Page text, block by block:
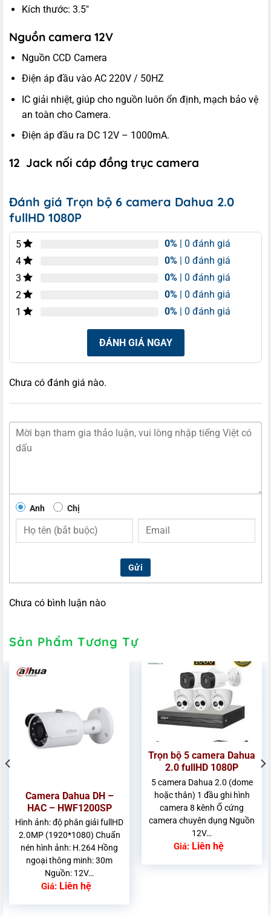
Kích thước: 3.5″
Nguồn camera 12V
Nguồn CCD Camera
Điện áp đầu vào AC 220V / 50HZ
IC giải nhiệt, giúp cho nguồn luôn ổn định, mạch bảo vệ
an toàn cho Camera.
Điện áp đầu ra DC 12V – 1000mA.
12 Jack nối cáp đồng trục camera
Đánh giá Trọn bộ 6 camera Dahua 2.0
fullHD 1080P
5 0% | 0 đánh giá
4
0% | 0 đánh giá
3
0% | 0 đánh giá
2
0% | 0 đánh giá
1
0% | 0 đánh giá
ĐÁNH GIÁ NGAY
Chưa có đánh giá nào.
Anh Chị
Gửi
Chưa có bình luận nào
Sản Phẩm Tương Tự
Camera Dahua DH –
HAC – HWF1200SP
Hình ảnh: độ phân giải fullHD
2.0MP (1920*1080) Chuẩn
nén hình ảnh: H.264 Hồng
ngoại thông minh: 30m
Nguồn: 12V…
Giá: Liên hệ
Trọn bộ 5 camera Dahua
2.0 fullHD 1080P
5 camera Dahua 2.0 (dome
hoặc thân) 1 đầu ghi hình
camera 8 kênh Ổ cứng
camera chuyên dụng Nguồn
12V…
Giá: Liên hệ